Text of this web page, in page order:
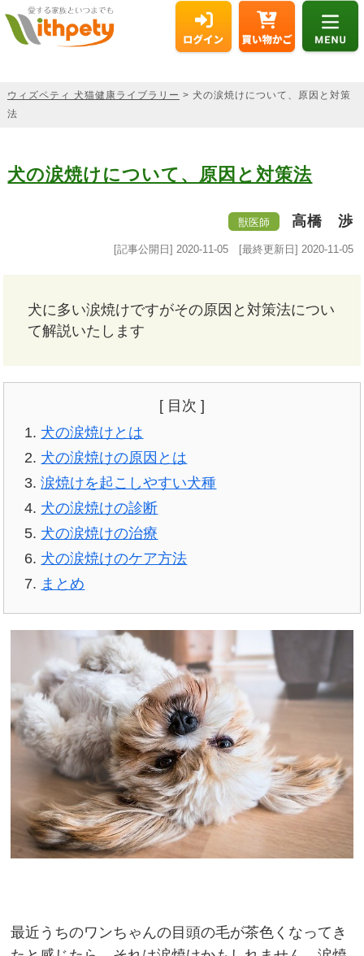
ウィズペティ 犬猫健康ライブラリー > 犬の涙焼けについて、原因と対策
法
犬の涙焼けについて、原因と対策法
獣医師 高橋 渉
[記事公開日] 2020-11-05[最終更新日] 2020-11-05
犬に多い涙焼けですがその原因と対策法につい
て解説いたします
[ 目次 ]
犬の涙焼けとは
犬の涙焼けの原因とは
涙焼けを起こしやすい犬種
犬の涙焼けの診断
犬の涙焼けの治療
犬の涙焼けのケア方法
まとめ
最近うちのワンちゃんの目頭の毛が茶色くなってき